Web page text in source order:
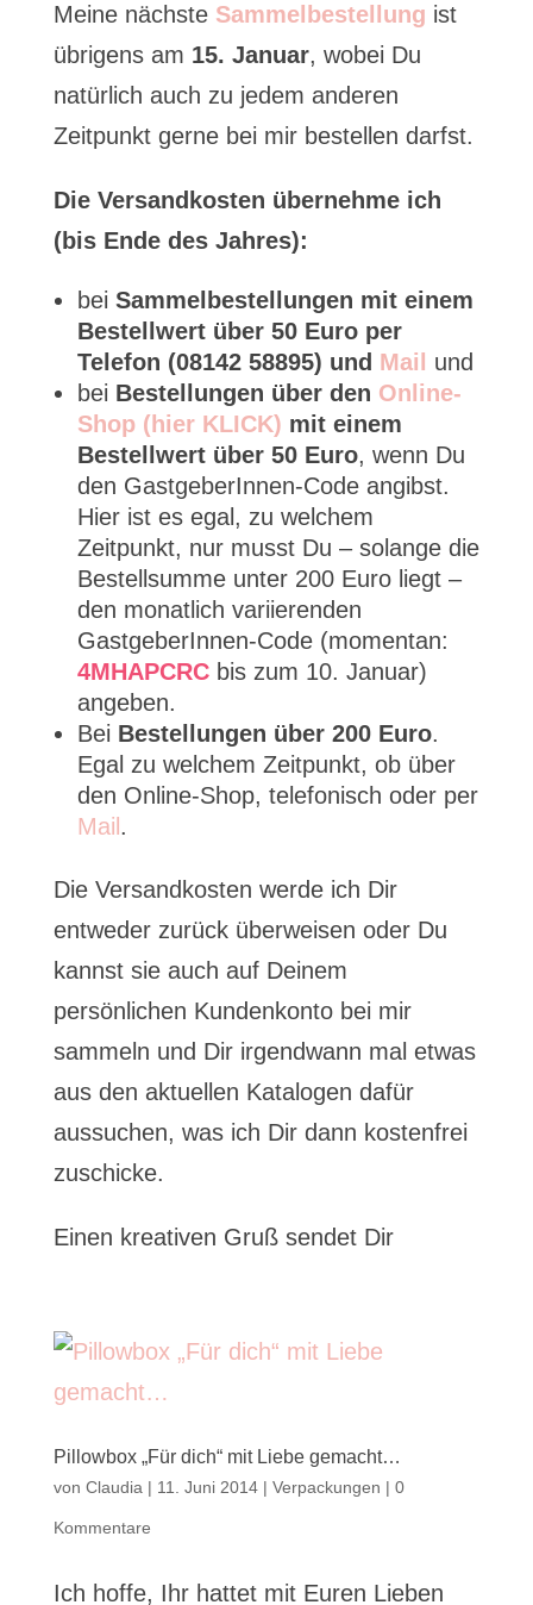
Meine nächste Sammelbestellung ist
übrigens am 15. Januar, wobei Du
natürlich auch zu jedem anderen
Zeitpunkt gerne bei mir bestellen darfst.
Die Versandkosten übernehme ich
(bis Ende des Jahres):
bei Sammelbestellungen mit einem
Bestellwert über 50 Euro per
Telefon (08142 58895) und Mail
und
bei Bestellungen über den Online-
Shop (hier KLICK) mit einem
Bestellwert über 50 Euro, wenn Du
den GastgeberInnen-Code angibst.
Hier ist es egal, zu welchem
Zeitpunkt, nur musst Du – solange die
Bestellsumme unter 200 Euro liegt –
den monatlich variierenden
GastgeberInnen-Code (momentan:
4MHAPCRCbis zum 10. Januar)
angeben.
Bei Bestellungen über 200 Euro.
Egal zu welchem Zeitpunkt, ob über
den Online-Shop, telefonisch oder per
Mail .
Die Versandkosten werde ich Dir
entweder zurück überweisen oder Du
kannst sie auch auf Deinem
persönlichen Kundenkonto bei mir
sammeln und Dir irgendwann mal etwas
aus den aktuellen Katalogen dafür
aussuchen, was ich Dir dann kostenfrei
zuschicke.
Einen kreativen Gruß sendet Dir
Pillowbox „Für dich“ mit Liebe gemacht…
von Claudia | 11. Juni 2014| Verpackungen | 0
Kommentare
Ich hoffe, Ihr hattet mit Euren Lieben